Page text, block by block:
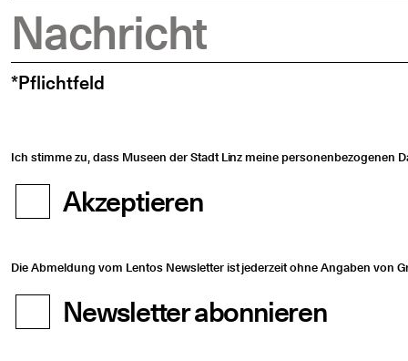
Nachricht
*Pflichtfeld
Ich stimme zu, dass Museen der Stadt Linz meine personenbezogenen
Akzeptieren
Die Abmeldung vom Lentos Newsletter ist jederzeit ohne Angaben von
Newsletter abonnieren